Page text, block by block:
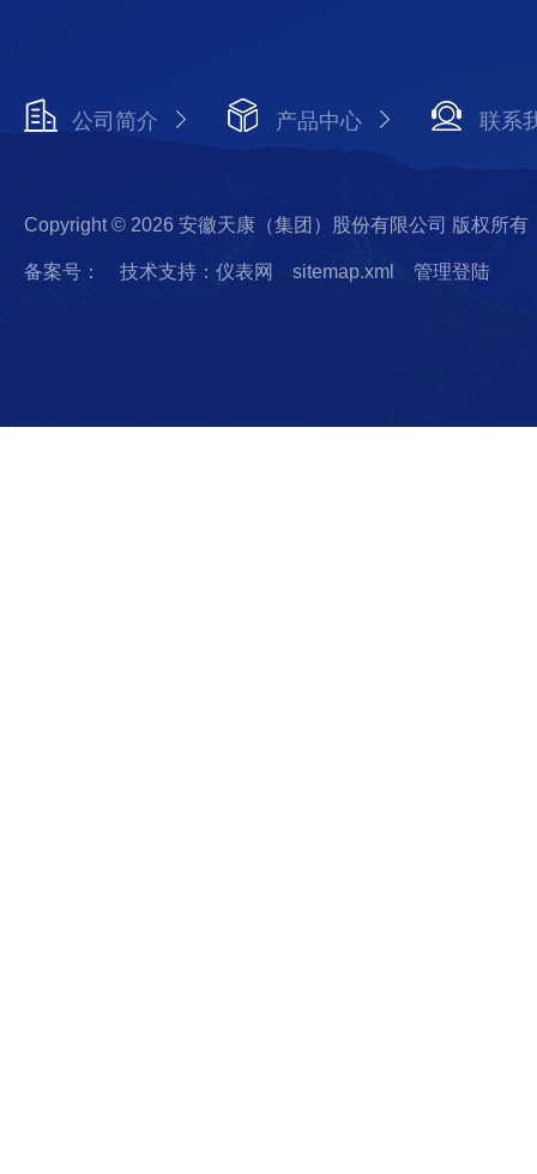
公司简介 产品中心 联系
Copyright © 2026 安徽天康（集团）股份有限公司 版权所有
备案号： 技术支持：仪表网 sitemap.xml 管理登陆